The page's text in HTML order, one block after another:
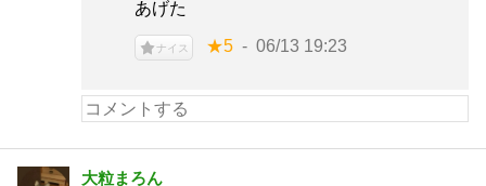
あげた
ナイス ★5 06/13 19:23
大粒まろん